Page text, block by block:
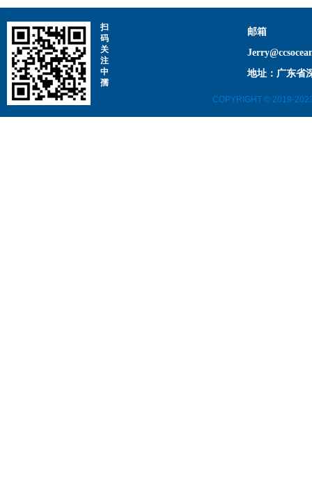
邮箱
地址：广东省
扫
码
关
注
中
孺
COPYRIGHT © 2019-